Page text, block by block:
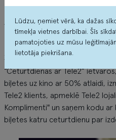
Apollo Kino
Ceturtdienas
22.05 - 31.07
“Ceturtdienas ar Tele2”
biļetes uz kino ar 50% atlaidi,
Tele2 klients, apmeklē Tele2
Komplimenti" un saņem kodu
biļetes katru ceturtdienu par
Lūdzu, ņemiet vērā, ka dažas
tīmekļa vietnes darbībai. Šīs
pamatojoties uz mūsu
lietotāja piekrišana.